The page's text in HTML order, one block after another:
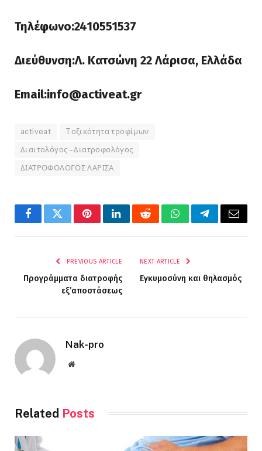
Τηλέφωνο:2410551537
Διεύθυνση:Λ. Κατσώνη 22 Λάρισα, Ελλάδα
Email:info@activeat.gr
activeat Tοξικότητα τροφίμων
Διαιτολόγος – Διατροφολόγος
ΔΙΑΤΡΟΦΟΛΟΓΟΣ ΛΑΡΙΣΑ
FacebookTwitterPinterestLinkedInRedditWhatsAppTelegramEmail
PREVIOUS ARTICLE
Προγράμματα διατροφής
εξ’αποστάσεως
NEXT ARTICLE
Εγκυμοσύνη και θηλασμός
Nak-pro
Website
Related Posts